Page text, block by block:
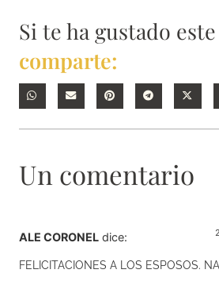
Si te ha gustado
comparte:
Un comentario
ALE CORONEL dice:
FELICITACIONES A LOS ESPOSOS.